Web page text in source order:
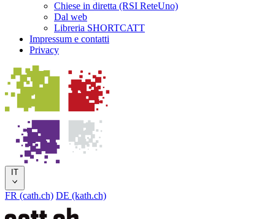
Chiese in diretta (RSI ReteUno)
Dal web
Libreria SHORTCATT
Impressum e contatti
Privacy
IT
FR (cath.ch) DE (kath.ch)